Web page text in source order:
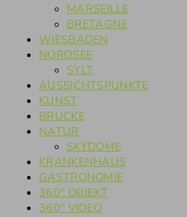
MARSEILLE
BRETAGNE
WIESBADEN
NORDSEE
SYLT
AUSSICHTSPUNKTE
KUNST
BRÜCKE
NATUR
SKYDOME
KRANKENHAUS
GASTRONOMIE
360° OBJEKT
360° VIDEO